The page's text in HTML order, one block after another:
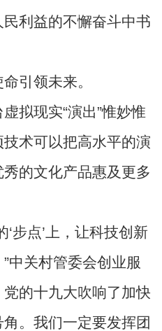
利益的不懈奋斗中书
引领未来。
现实“演出”惟妙惟
术可以把高水平的演
的文化产品惠及更多
点’上，让科技创新
中关村管委会创业服
的十九大吹响了加快
。我们一定要发挥团